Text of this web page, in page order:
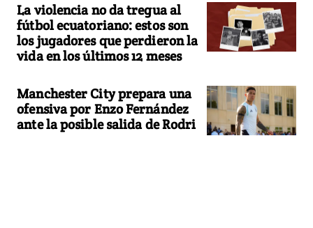
La violencia no da tregua al
fútbol ecuatoriano: estos son
los jugadores que perdieron la
vida en los últimos 12 meses
Manchester City prepara una
ofensiva por Enzo Fernández
ante la posible salida de Rodri